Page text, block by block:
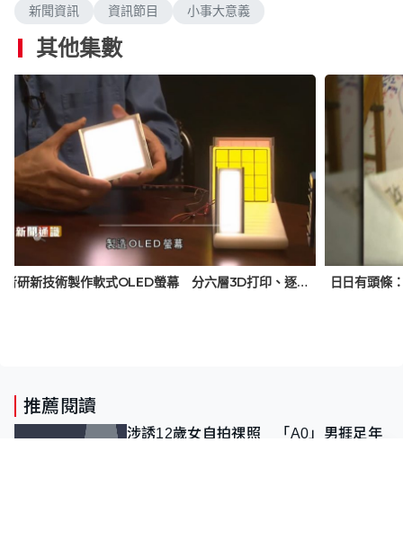
新聞資訊 資訊節目 小事大意義
其他集數
美學者研新技術製作軟式OLED螢幕 分六層3D打印、逐層完成 有望大幅降生產門檻
推薦閱讀
涉誘12歲女自拍祼照 「A0」男捱足年